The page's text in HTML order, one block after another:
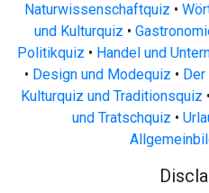
Naturwissenschaftquiz •
und Kulturquiz •
Politikquiz • Handel und
• Design und Modequiz •
Kulturquiz und Traditionsquiz •
und Tratschquiz •